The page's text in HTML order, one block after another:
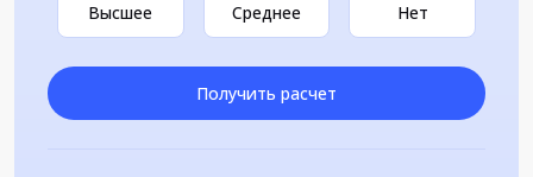
Высшее Среднее Нет
Получить расчет